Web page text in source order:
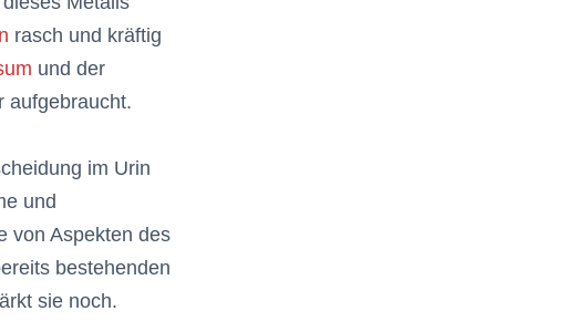
rasch und kräftig
und der
aufgebraucht.
im Urin
und
von Aspekten des
bestehenden
sie noch.